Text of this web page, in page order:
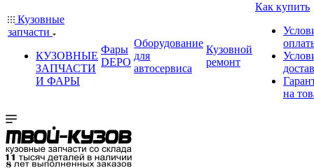
Кузовные
запчасти
КУЗОВНЫЕ
ЗАПЧАСТИ
И ФАРЫ
Фары
DEPO
Оборудование
для
автосервиса
Кузовной
ремонт
Как купить
на